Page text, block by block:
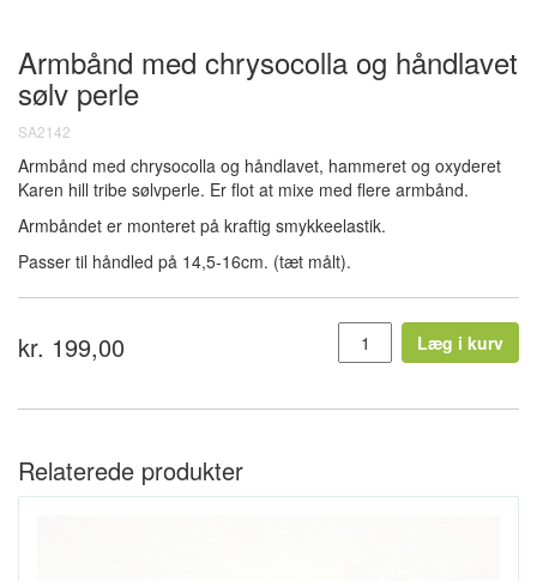
Armbånd med chrysocolla og håndlavet
sølv perle
SA2142
Armbånd med chrysocolla og håndlavet, hammeret og oxyderet
Karen hill tribe sølvperle. Er flot at mixe med flere armbånd.
Armbåndet er monteret på kraftig smykkeelastik.
Passer til håndled på 14,5-16cm. (tæt målt).
kr. 199,00 Læg i kurv
Relaterede produkter